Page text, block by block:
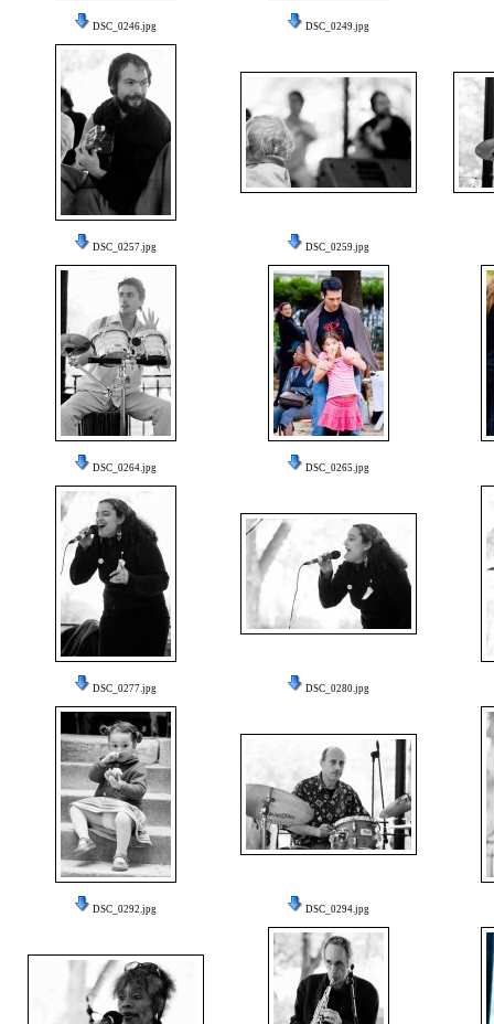
DSC_0246.jpg DSC_0249.jpg
DSC_0257.jpg DSC_0259.jpg
DSC_0264.jpg DSC_0265.jpg
DSC_0277.jpg DSC_0280.jpg
DSC_0292.jpg DSC_0294.jpg